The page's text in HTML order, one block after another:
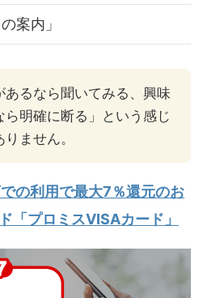
案内」
あるなら聞いてみる、興味
ら明確に断る」という感じ
ません。
の利用で最大7％還元のお
「プロミスVISAカード」